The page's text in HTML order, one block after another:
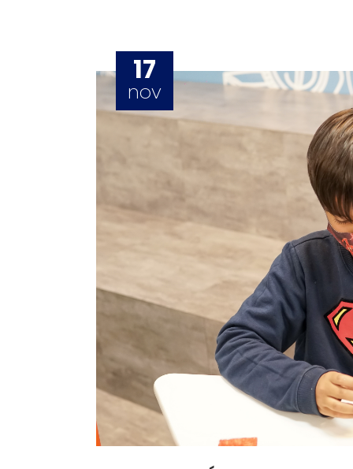
17
nov